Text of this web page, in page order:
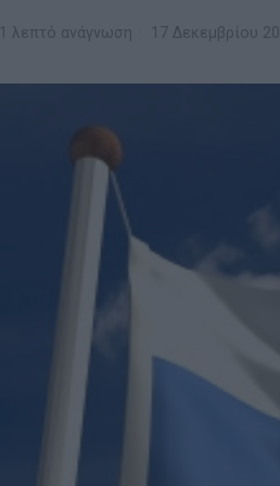
1 λεπτό ανάγνωση 17 Δεκεμβρίου